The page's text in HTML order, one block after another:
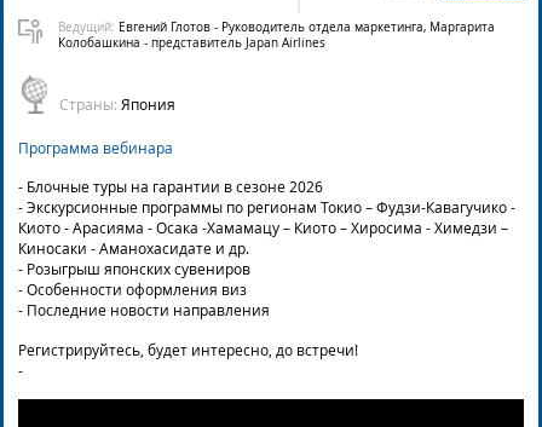
Ведущий: Евгений Глотов - Руководитель отдела маркетинга, Маргарита
Колобашкина - представитель Japan Airlines
Страны: Япония
Программа вебинара
- Блочные туры на гарантии в сезоне 2026
- Экскурсионные программы по регионам Токио – Фудзи-Кавагучико -
Киото - Арасияма - Осака -Хамамацу – Киото – Хиросима - Химедзи –
Киносаки - Аманохасидате и др.
- Розыгрыш японских сувениров
- Особенности оформления виз
- Последние новости направления
Регистрируйтесь, будет интересно, до встречи!
-